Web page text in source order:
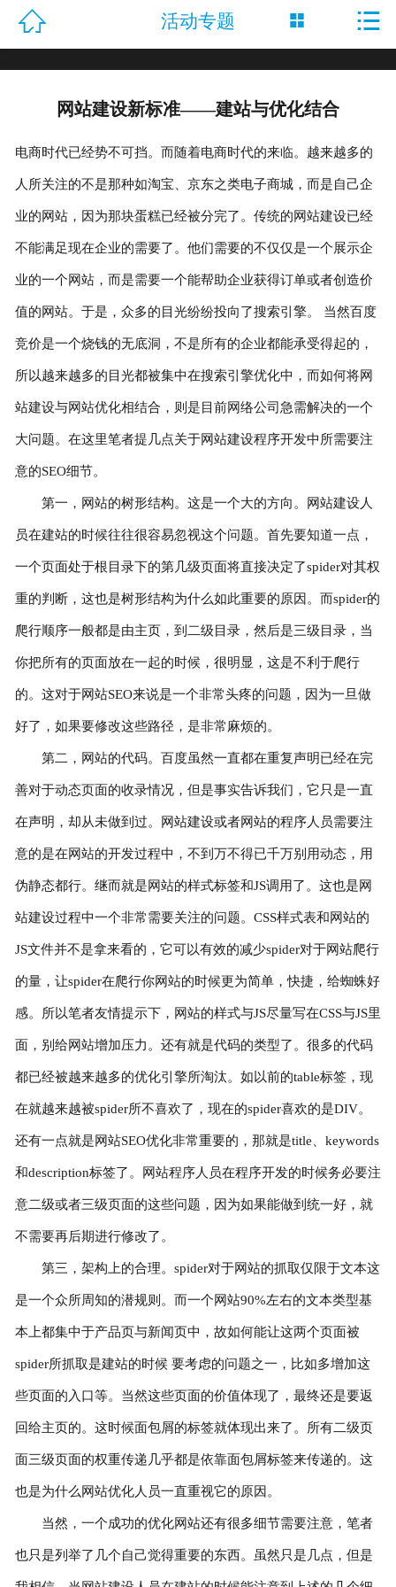
网站首页
公司介绍
活动专题
病种分类
诊疗技术
先进设备
康复案例
 活动专题  
网站建设新标准——建站与优化结合
电商时代已经势不可挡。而随着电商时代的来临。越来越多的
人所关注的不是那种如淘宝、京东之类电子商城，而是自己企
业的网站，因为那块蛋糕已经被分完了。传统的网站建设已经
不能满足现在企业的需要了。他们需要的不仅仅是一个展示企
业的一个网站，而是需要一个能帮助企业获得订单或者创造价
值的网站。于是，众多的目光纷纷投向了搜索引擎。 当然百度
竞价是一个烧钱的无底洞，不是所有的企业都能承受得起的，
所以越来越多的目光都被集中在搜索引擎优化中，而如何将网
站建设与网站优化相结合，则是目前网络公司急需解决的一个
大问题。在这里笔者提几点关于网站建设程序开发中所需要注
意的SEO细节。
第一，网站的树形结构。这是一个大的方向。网站建设人
员在建站的时候往往很容易忽视这个问题。首先要知道一点，
一个页面处于根目录下的第几级页面将直接决定了spider对其权
重的判断，这也是树形结构为什么如此重要的原因。而spider的
爬行顺序一般都是由主页，到二级目录，然后是三级目录，当
你把所有的页面放在一起的时候，很明显，这是不利于爬行
的。这对于网站SEO来说是一个非常头疼的问题，因为一旦做
好了，如果要修改这些路径，是非常麻烦的。
第二，网站的代码。百度虽然一直都在重复声明已经在完
善对于动态页面的收录情况，但是事实告诉我们，它只是一直
在声明，却从未做到过。网站建设或者网站的程序人员需要注
意的是在网站的开发过程中，不到万不得已千万别用动态，用
伪静态都行。继而就是网站的样式标签和JS调用了。这也是网
站建设过程中一个非常需要关注的问题。CSS样式表和网站的
JS文件并不是拿来看的，它可以有效的减少spider对于网站爬行
的量，让spider在爬行你网站的时候更为简单，快捷，给蜘蛛好
感。所以笔者友情提示下，网站的样式与JS尽量写在CSS与JS里
面，别给网站增加压力。还有就是代码的类型了。很多的代码
都已经被越来越多的优化引擎所淘汰。如以前的table标签，现
在就越来越被spider所不喜欢了，现在的spider喜欢的是DIV。
还有一点就是网站SEO优化非常重要的，那就是title、keywords
和description标签了。网站程序人员在程序开发的时候务必要注
意二级或者三级页面的这些问题，因为如果能做到统一好，就
不需要再后期进行修改了。
第三，架构上的合理。spider对于网站的抓取仅限于文本这
是一个众所周知的潜规则。而一个网站90%左右的文本类型基
本上都集中于产品页与新闻页中，故如何能让这两个页面被
spider所抓取是建站的时候 要考虑的问题之一，比如多增加这
些页面的入口等。当然这些页面的价值体现了，最终还是要返
回给主页的。这时候面包屑的标签就体现出来了。所有二级页
面三级页面的权重传递几乎都是依靠面包屑标签来传递的。这
也是为什么网站优化人员一直重视它的原因。
当然，一个成功的优化网站还有很多细节需要注意，笔者
也只是列举了几个自己觉得重要的东西。虽然只是几点，但是